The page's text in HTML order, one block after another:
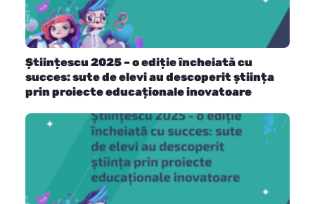
Științescu 2025 – o ediție încheiată cu
succes: sute de elevi au descoperit știința
prin proiecte educaționale inovatoare